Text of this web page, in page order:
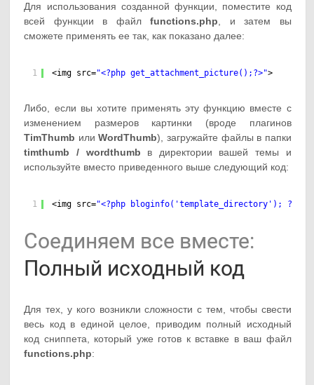
Для использования созданной функции, поместите код
всей функции в файлfunctions.php , и затем вы
сможете применять ее так, как показано далее:
1 <img src="<?php get_attachment_picture();?>">
Либо, если вы хотите применять эту функцию вместе с
изменением размеров картинки (вроде плагинов
TimThumb илиWordThumb), загружайте файлы в папки
timthumb / wordthumb в директории вашей темы и
используйте вместо приведенного выше следующий код:
1 <img src="<?php bloginfo('template_directory'); ?>/
Соединяем все вместе:
Полный исходный код
Для тех, у кого возникли сложности с тем, чтобы свести
весь код в единой целое, приводим полный исходный
код сниппета, который уже готов к вставке в ваш файл
functions.php: